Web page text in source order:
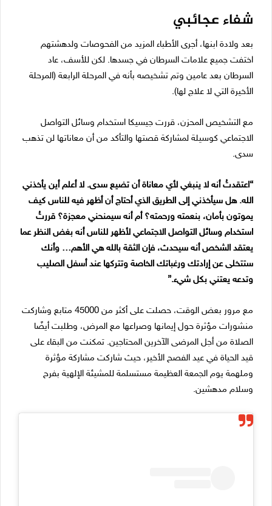
شفاء عجائبي
بعد ولادة ابنها، أجرى الأطباء المزيد من الفحوصات ولدهشتهم
اختفت جميع علامات السرطان في جسدها. لكن للأسف، عاد
السرطان بعد عامين وتم تشخيصه بأنه في المرحلة الرابعة (المرحلة
الأخيرة التي لا علاج لها).
مع التشخيص المحزن، قررت جيسيكا استخدام وسائل التواصل
الاجتماعي كوسيلة لمشاركة قصتها والتأكد من أن معاناتها لن تذهب
سدى.
“اعتقدتُ أنه لا ينبغي لأي معاناة أن تضيع سدى. لا أعلم أين يأخذني
الله. هل سيأخذني إلى الطريق الذي أحتاج أن أظهر فيه للناس كيف
يموتون بأمان، بنعمته ورحمته؟ أم أنه سيمنحني معجزة؟ قررتُ
استخدام وسائل التواصل الاجتماعي لأظهر للناس أنه بغض النظر عما
يعتقد الشخص أنه سيحدث، فإن الثقة بالله هي الأهم… وأنك
ستتخلى عن إرادتك ورغباتك الخاصة وتتركها عند أسفل الصليب
وتدعه يعتني بكل شيء.”
مع مرور بعض الوقت، حصلت على أكثر من 45000 متابع وشاركت
منشورات مؤثرة حول إيمانها وصراعها مع المرض، وطلبت أيضًا
الصلاة من أجل المرضى الآخرين المحتاجين. تمكنت من البقاء على
قيد الحياة في عيد الفصح الأخير، حيث شاركت مشاركة مؤثرة
وملهمة يوم الجمعة العظيمة مستسلمة للمشيئة الإلهية بفرح
وسلام مدهشين.